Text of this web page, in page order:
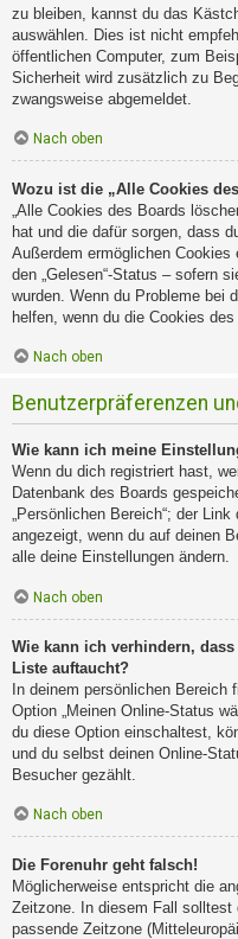
zu bleiben, kannst du das
auswählen. Dies ist nicht
öffentlichen Computer, zum
Sicherheit wird zusätzlich zu
zwangsweise abgemeldet.
Nach oben
Wozu ist die „Alle Cookies
„Alle Cookies des Boards
hat und die dafür sorgen, dass
Außerdem ermöglichen
den „Gelesen“-Status – sofern
wurden. Wenn du Probleme bei
helfen, wenn du die Cookies
Nach oben
Benutzerpräferenzen
Wie kann ich meine
Wenn du dich registriert hast,
Datenbank des Boards
„Persönlichen Bereich“; der
angezeigt, wenn du auf deinen
alle deine Einstellungen ändern.
Nach oben
Wie kann ich verhindern,
Liste auftaucht?
In deinem persönlichen Bereich
Option „Meinen Online-Status
du diese Option einschaltest,
und du selbst deinen Online-
Besucher gezählt.
Nach oben
Die Forenuhr geht falsch!
Möglicherweise entspricht die
Zeitzone. In diesem Fall solltest
passende Zeitzone